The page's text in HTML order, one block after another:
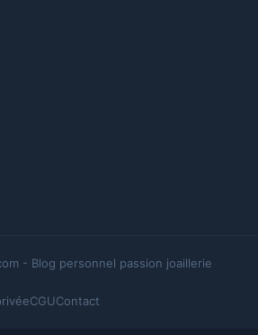
- Blog personnel passion joaillerie
CGUContact